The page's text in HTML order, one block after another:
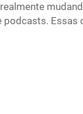
podcasts.
assim a
os homens...